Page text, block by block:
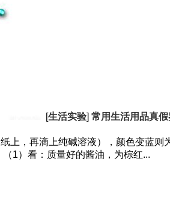
[生活实验] 常用生活用品真假
上，再滴上纯碱溶液），颜色变蓝
1）看：质量好的酱油，为棕红...